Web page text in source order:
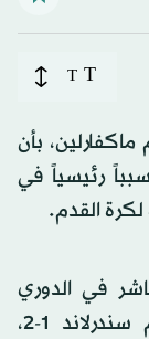
T
T
بأن
رئيسياً في
القدم.
في الدوري
الإنجليزي بعدما قضت خسارتهم أمام سندرلاند 1-2،